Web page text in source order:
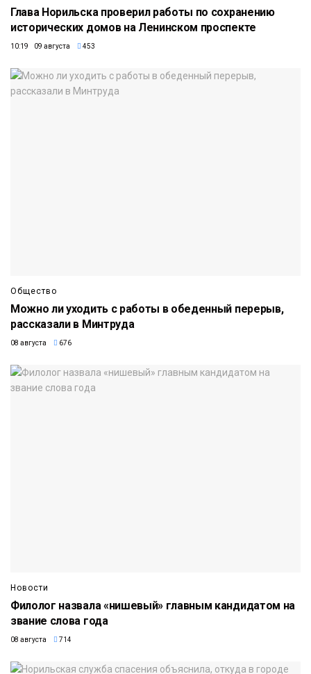
Глава Норильска проверил работы по сохранению
исторических домов на Ленинском проспекте
10:19 09 августа 453
Общество
Можно ли уходить с работы в обеденный перерыв,
рассказали в Минтруда
08 августа 676
Новости
Филолог назвала «нишевый» главным кандидатом на
звание слова года
08 августа 714